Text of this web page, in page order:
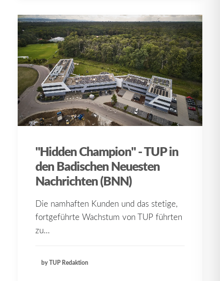
"Hidden Champion" - TUP in
den Badischen Neuesten
Nachrichten (BNN)
Die namhaften Kunden und das stetige,
fortgeführte Wachstum von TUP führten
zu…
by TUP Redaktion